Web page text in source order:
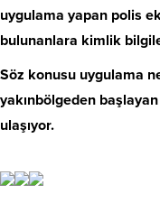
uygulama yapan polis
bulunanlara kimlik
Söz konusu uygulama
yakınbölgeden
ulaşıyor.